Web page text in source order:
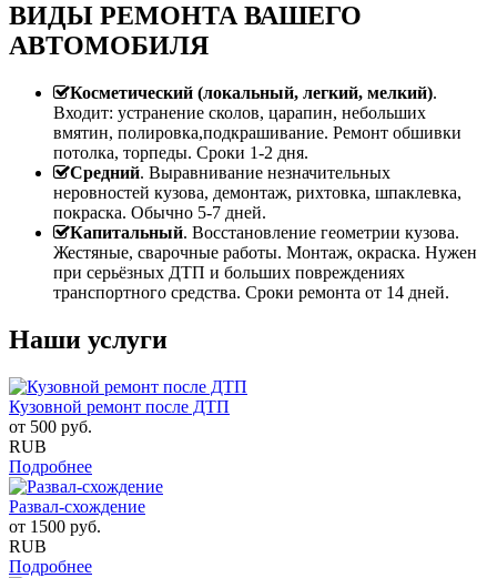
ВИДЫ РЕМОНТА ВАШЕГО
АВТОМОБИЛЯ
Косметический (локальный, легкий, мелкий).
Входит: устранение сколов, царапин, небольших
вмятин, полировка,подкрашивание. Ремонт обшивки
потолка, торпеды. Сроки 1-2 дня.
Средний. Выравнивание незначительных
неровностей кузова, демонтаж, рихтовка, шпаклевка,
покраска. Обычно 5-7 дней.
Капитальный. Восстановление геометрии кузова.
Жестяные, сварочные работы. Монтаж, окраска. Нужен
при серьёзных ДТП и больших повреждениях
транспортного средства. Сроки ремонта от 14 дней.
Наши услуги
Кузовной ремонт после ДТП
от 500 руб.
RUB
Подробнее
Развал-схождение
от 1500 руб.
RUB
Подробнее